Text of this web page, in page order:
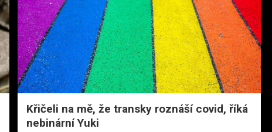
Křičeli na mě, že transky roznáší covid, říká
nebinární Yuki